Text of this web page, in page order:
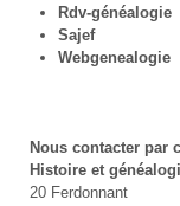
Rdv-généalogie
Sajef
Webgenealogie
Nous contacter par
Histoire et
20 Ferdonnant